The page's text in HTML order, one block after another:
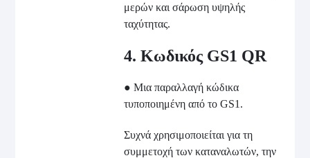
μερών και σάρωση υψηλής
ταχύτητας.
4. Κωδικός GS1 QR
● Μια παραλλαγή κώδικα
τυποποιημένη από το GS1.
Συχνά χρησιμοποιείται για τη
συμμετοχή των καταναλωτών, την